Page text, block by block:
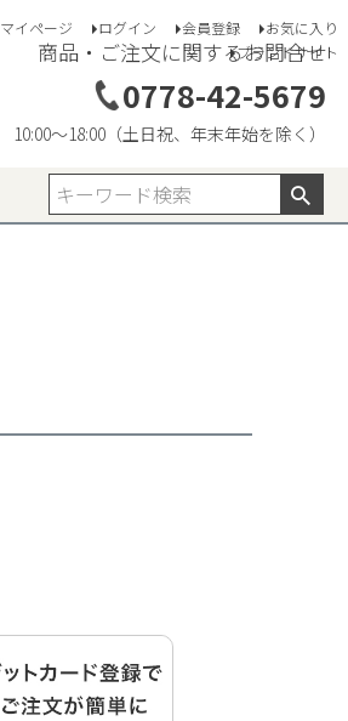
マイページ ログイン 会員登録
お気に入り
ブランドサイト
商品・ご注文に関するお問合せ
0778-42-5679
10:00〜18:00（土日祝、年末年始を除く）